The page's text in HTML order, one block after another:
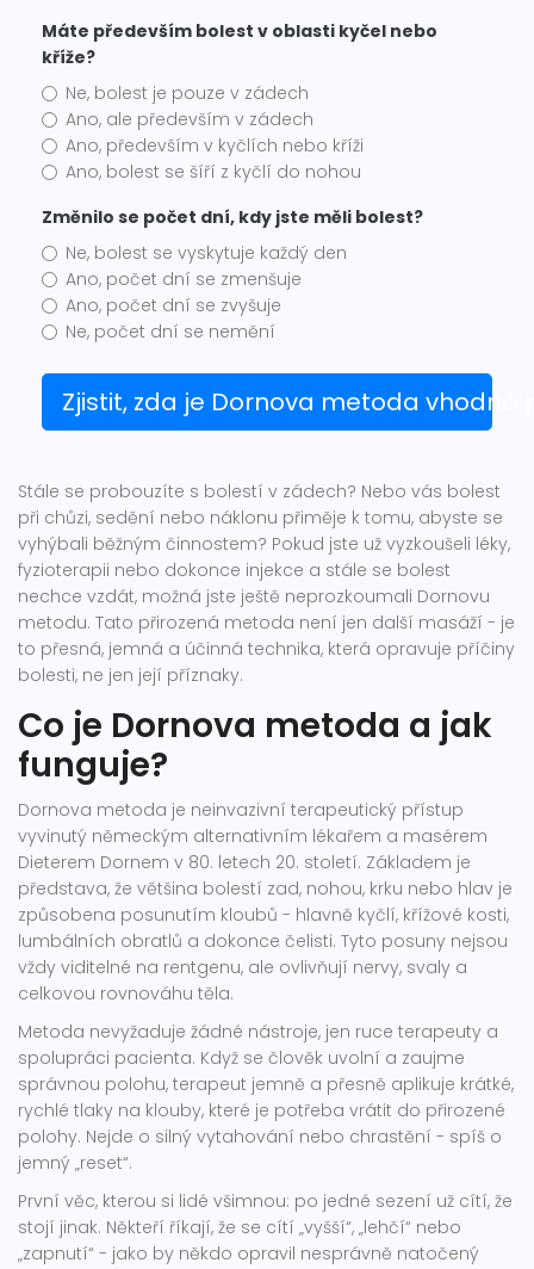
Máte především bolest v oblasti kyčel nebo
kříže?
Ne, bolest je pouze v zádech
Ano, ale především v zádech
Ano, především v kyčlích nebo kříži
Ano, bolest se šíří z kyčlí do nohou
Změnilo se počet dní, kdy jste měli bolest?
Ne, bolest se vyskytuje každý den
Ano, počet dní se zmenšuje
Ano, počet dní se zvyšuje
Ne, počet dní se nemění
Zjistit, zda je Dornova metoda vhodná
Stále se probouzíte s bolestí v zádech? Nebo vás bolest
při chůzi, sedění nebo náklonu přiměje k tomu, abyste se
vyhýbali běžným činnostem? Pokud jste už vyzkoušeli léky,
fyzioterapii nebo dokonce injekce a stále se bolest
nechce vzdát, možná jste ještě neprozkoumali Dornovu
metodu. Tato přirozená metoda není jen další masáží - je
to přesná, jemná a účinná technika, která opravuje příčiny
bolesti, ne jen její příznaky.
Co je Dornova metoda a jak
funguje?
Dornova metoda je neinvazivní terapeutický přístup
vyvinutý německým alternativním lékařem a masérem
Dieterem Dornem v 80. letech 20. století. Základem je
představa, že většina bolestí zad, nohou, krku nebo hlav je
způsobena posunutím kloubů - hlavně kyčlí, křížové kosti,
lumbálních obratlů a dokonce čelisti. Tyto posuny nejsou
vždy viditelné na rentgenu, ale ovlivňují nervy, svaly a
celkovou rovnováhu těla.
Metoda nevyžaduje žádné nástroje, jen ruce terapeuty a
spolupráci pacienta. Když se člověk uvolní a zaujme
správnou polohu, terapeut jemně a přesně aplikuje krátké,
rychlé tlaky na klouby, které je potřeba vrátit do přirozené
polohy. Nejde o silný vytahování nebo chrastění - spíš o
jemný „reset“.
První věc, kterou si lidé všimnou: po jedné sezení už cítí, že
stojí jinak. Někteří říkají, že se cítí „vyšší“, „lehčí“ nebo
„zapnutí“ - jako by někdo opravil nesprávně natočený